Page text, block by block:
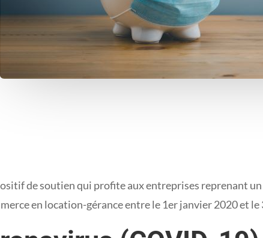
de soutien qui profite aux entreprises reprenant
en location-gérance entre le 1er janvier 2020 et